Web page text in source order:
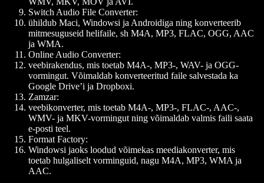
Switch Audio File Converter:
ühildub Maci, Windowsi ja Androidiga ning konverteerib
mitmesuguseid helifaile, sh M4A, MP3, FLAC, OGG, AAC
ja WMA.
Online Audio Converter:
veebirakendus, mis toetab M4A-, MP3-, WAV- ja OGG-
vormingut. Võimaldab konverteeritud faile salvestada ka
Google Drive’i ja Dropboxi.
Zamzar:
veebikonverter, mis toetab M4A-, MP3-, FLAC-, AAC-,
WMV- ja MKV-vormingut ning võimaldab valmis faili saata
e-posti teel.
Format Factory:
Windowsi jaoks loodud võimekas meediakonverter, mis
toetab hulgaliselt vorminguid, nagu M4A, MP3, WMA ja
AAC.